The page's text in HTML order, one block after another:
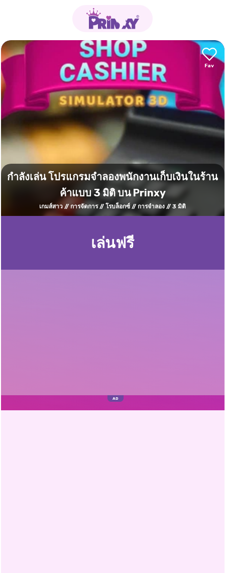
กำลังเล่น โปรแกรมจำลองพนักงานเก็บเงินในร้าน
ค้าแบบ 3 มิติ บน Prinxy
เกมส์สาว การจัดการ โรบล็อกซ์ การจำลอง 3 มิติ
เล่นฟรี